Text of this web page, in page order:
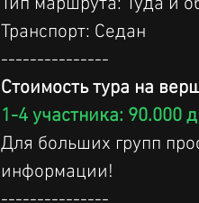
Транспорт: Седан
---------------
Стоимость тура на
1-4 участника: 90.000
Для больших групп
информации!